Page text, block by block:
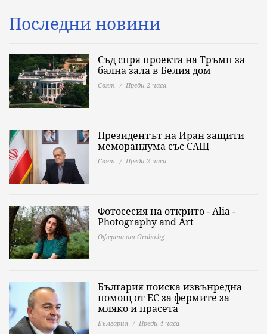
Последни новини
Съд спря проекта на Тръмп за
бална зала в Белия дом
Свят Преди 2 часа
Президентът на Иран защити
меморандума със САЩ
Свят Преди 2 часа
Фотосесия на открито - Alia -
Photography and Art
Оферта от Grabo.bg
България поиска извънредна
помощ от ЕС за фермите за
мляко и прасета
България Преди 4 часа